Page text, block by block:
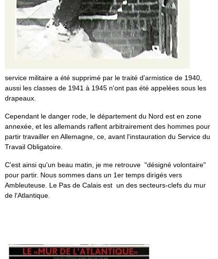
service militaire a été supprimé par le traité d'armistice de 1940,
aussi les classes de 1941 à 1945 n'ont pas été appelées sous les
drapeaux.
Cependant le danger rode, le département du Nord est en zone
annexée, et les allemands raflent arbitrairement des hommes pour
partir travailler en Allemagne, ce, avant l'instauration du Service du
Travail Obligatoire.
C'est ainsi qu'un beau matin, je me retrouve "désigné volontaire"
pour partir. Nous sommes dans un 1er temps dirigés vers
Ambleuteuse. Le Pas de Calais est un des secteurs-clefs du mur
de l'Atlantique.